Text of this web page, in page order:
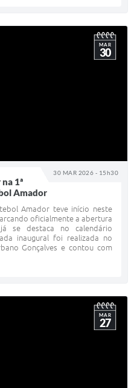
30 MAR 2026 - 15h30
MAR
30
1ª
Amador
Amador teve início neste
oficialmente a abertura
se destaca no calendário
inaugural foi realizada no
Gonçalves e contou com
MAR
27